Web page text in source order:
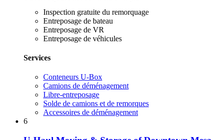
Inspection gratuite du remorquage
Entreposage de bateau
Entreposage de VR
Entreposage de véhicules
Services
Conteneurs U-Box
Camions de déménagement
Libre-entreposage
Solde de camions et de remorques
Accessoires de déménagement
6